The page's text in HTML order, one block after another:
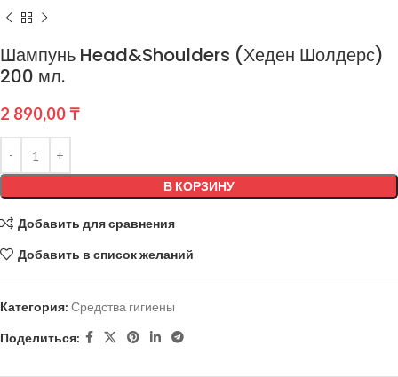
Шампунь Head&Shoulders (Хеден Шолдерс)
200 мл.
2 890,00 ₸
В КОРЗИНУ
Добавить для сравнения
Добавить в список желаний
Категория: Средства гигиены
Поделиться: